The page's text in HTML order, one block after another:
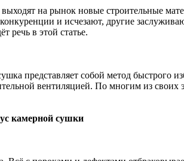
на рынок новые строительные
и исчезают, другие
речь в этой статье.
представляет собой метод
вентиляцией. По многим из своих
камерной сушки